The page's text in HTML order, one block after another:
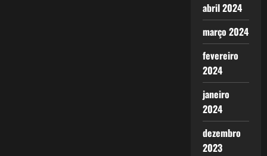
abril 2024
março 2024
fevereiro
2024
janeiro
2024
dezembro
2023